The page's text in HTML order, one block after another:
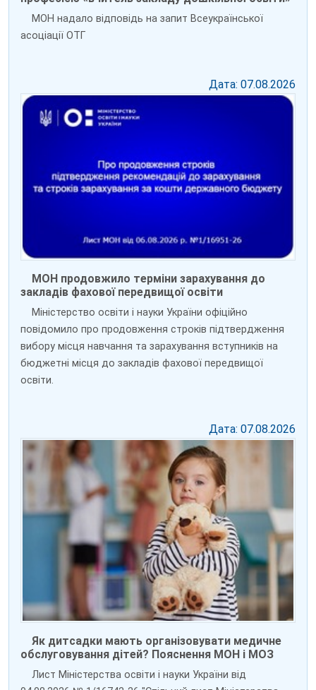
МОН надало відповідь на запит Всеукраїнської
асоціації ОТГ
Дата: 07.08.2026
МОН продовжило терміни зарахування до
закладів фахової передвищої освіти
Міністерство освіти і науки України офіційно
повідомило про продовження строків підтвердження
вибору місця навчання та зарахування вступників на
бюджетні місця до закладів фахової передвищої
освіти.
Дата: 07.08.2026
Як дитсадки мають організовувати медичне
обслуговування дітей? Пояснення МОН і МОЗ
Лист Міністерства освіти і науки України від